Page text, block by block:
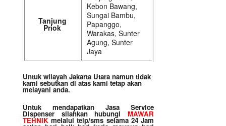
Tanjung
Priok
Kebon Bawang,
Sungai Bambu,
Papanggo,
Warakas, Sunter
Agung, Sunter
Jaya
Untuk wilayah Jakarta Utara namun tidak
kami sebutkan di atas kami tetap akan
melayani anda.
Untuk mendapatkan Jasa Service
Dispenser silahkan hubungi MAWAR
TEHNIKmelalui telp/sms selama 24 Jam